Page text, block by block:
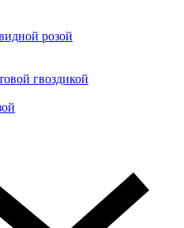
розой
гвоздикой